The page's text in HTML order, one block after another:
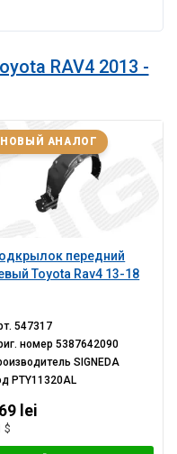
RAV4 2013 -
передний
Toyota Rav4 13-18
НОВЫЙ АНАЛОГ
547317
номер5387642090
SIGNEDA
PTY11320AL
lei
$